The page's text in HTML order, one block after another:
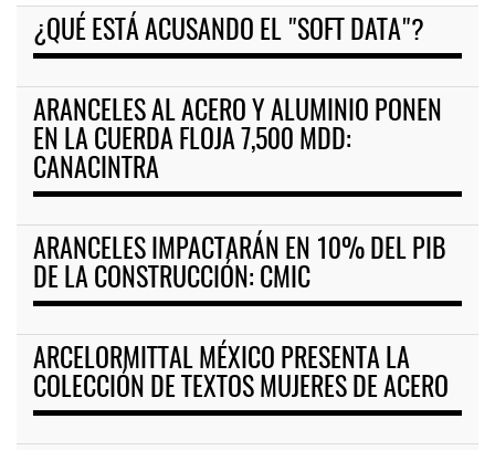
¿QUÉ ESTÁ ACUSANDO EL "SOFT DATA"?
ARANCELES AL ACERO Y ALUMINIO PONEN
EN LA CUERDA FLOJA 7,500 MDD:
CANACINTRA
ARANCELES IMPACTARÁN EN 10% DEL PIB
DE LA CONSTRUCCIÓN: CMIC
ARCELORMITTAL MÉXICO PRESENTA LA
COLECCIÓN DE TEXTOS MUJERES DE ACERO